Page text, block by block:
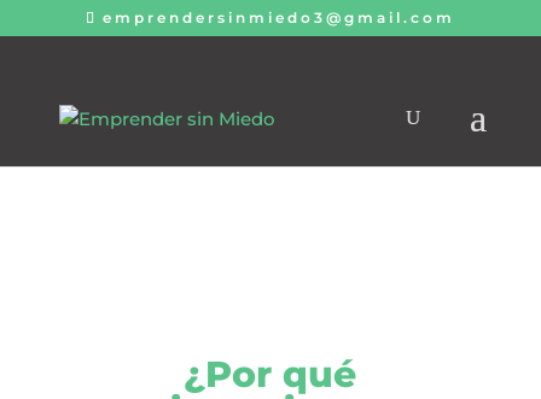
emprendersinmiedo3@gmail.com
¿Por qué